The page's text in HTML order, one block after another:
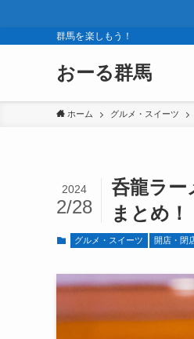
群馬を楽しもう！
おーる群馬
ホーム グルメ・スイーツ
呑龍ラー
まとめ！
2024
2/28
グルメ・スイーツ 開店・閉